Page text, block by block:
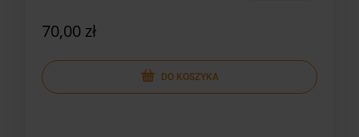
70,00 zł
DO KOSZYKA